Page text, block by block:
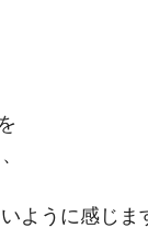
ように感じま